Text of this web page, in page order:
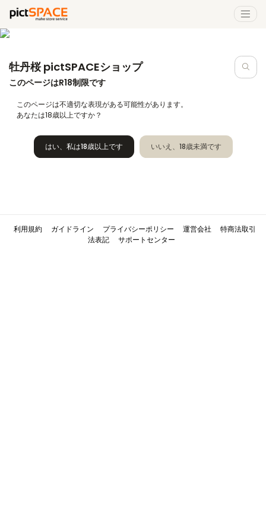
牡丹桜 pictSPACEショップ
このページはR18制限です
このページは不適切な表現がある可能性があります。
あなたは18歳以上ですか？
はい、私は18歳以上です いいえ、18歳未満です
利用規約 ガイドライン プライバシーポリシー 運営会社
特商法取引
法表記
サポートセンター